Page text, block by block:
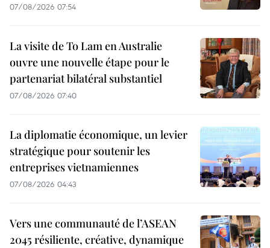
07/08/2026 07:54
La visite de To Lam en Australie
ouvre une nouvelle étape pour le
partenariat bilatéral substantiel
07/08/2026 07:40
La diplomatie économique, un levier
stratégique pour soutenir les
entreprises vietnamiennes
07/08/2026 04:43
Vers une communauté de l’ASEAN
2045 résiliente, créative, dynamique